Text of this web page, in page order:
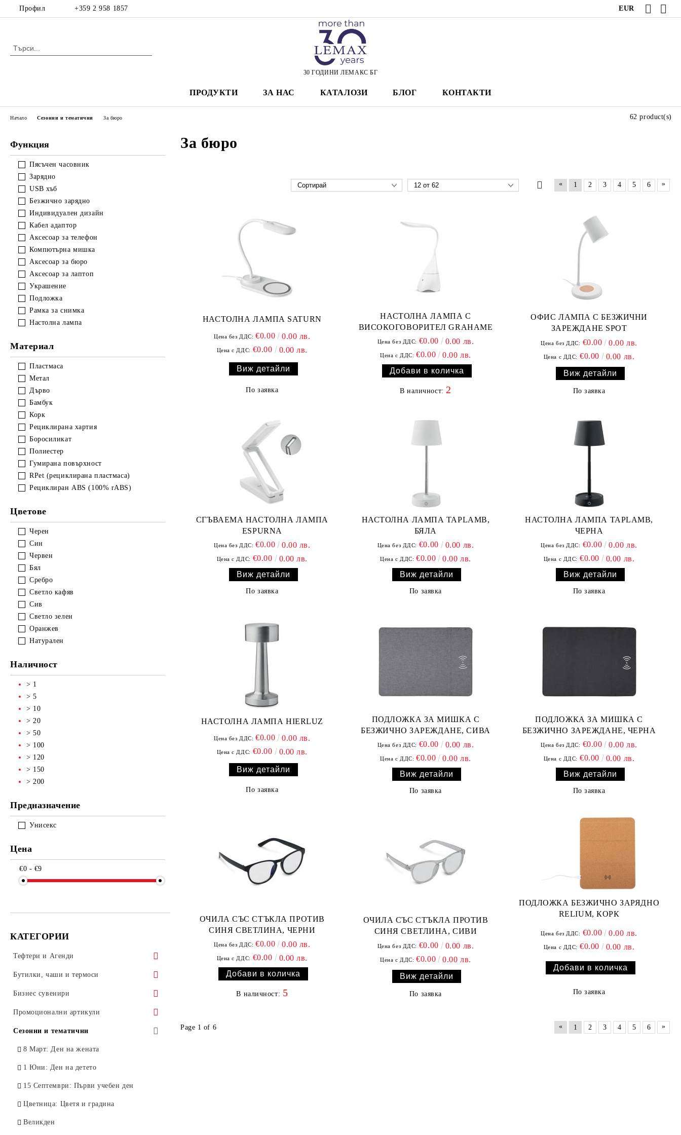
Профил +359 2 958 1857 EUR
30 ГОДИНИ ЛЕМАКС БГ
ПРОДУКТИ ЗА НАС КАТАЛОЗИ БЛОГ КОНТАКТИ
Функция
Пясъчен часовник
Зарядно
USB хъб
Безжично зарядно
Индивидуален дизайн
Кабел адаптор
Аксесоар за телефон
Компютърна мишка
Аксесоар за бюро
Аксесоар за лаптоп
Украшение
Подложка
Рамка за снимка
Настолна лампа
Материал
Пластмаса
Метал
Дърво
Бамбук
Корк
Рециклирана хартия
Боросиликат
Полиестер
Гумирана повърхност
RPet (рециклирана пластмаса)
Рециклиран ABS (100% rABS)
Цветове
Черен
Син
Червен
Бял
Сребро
Светло кафяв
Сив
Светло зелен
Оранжев
Натурален
Наличност
> 1
> 5
> 10
> 20
> 50
> 100
> 120
> 150
> 200
Предназначение
Унисекс
Цена
€0 - €9
КАТЕГОРИИ
Тефтери и Агенди
ALICANTE
TREND
NOVASKIN
ULTRA
VELVET
CAPITOL
LOTUS
ODESA
LION
Бутилки, чаши и термоси
Бутилки
Чаши
Термоси
Чаши за път
Съдове за сублимация
Бизнес сувенири
Бизнес комплекти
Връзки за бадж
Чадъри
Портфейли
Калъфи и RFID карти
Кутии за визитки
Лепящи листчета и еко тефтeрчета
Промоционални артикули
Слънчеви очила
Антистрес продукти
Ключодържатели
Вино и бар
Барбекю и градина
Спорт и фитнес
Сезонни и тематични
8 Март: Ден на жената
1 Юни: Ден на детето
15 Септември: Първи учебен ден
Цветница: Цветя и градина
Великден
Начало Сезонни и тематични За бюро
За бюро
62 product(s)
« 1 2 3 4 5 6 »
НАСТОЛНА ЛАМПА SATURN
Цена без ДДС: €0.00 0.00 лв.
Цена с ДДС: €0.00 0.00 лв.
Виж детайли
По заявка
НАСТОЛНА ЛАМПА С
ВИСОКОГОВОРИТЕЛ GRAHAME
Цена без ДДС: €0.00 0.00 лв.
Цена с ДДС: €0.00 0.00 лв.
В наличност:2
ОФИС ЛАМПА С БЕЗЖИЧНИ
ЗАРЕЖДАНЕ SPOT
Цена без ДДС: €0.00 0.00 лв.
Цена с ДДС: €0.00
0.00 лв.
Виж детайли
По заявка
СГЪВАЕМА НАСТОЛНА ЛАМПА
ESPURNA
Цена без ДДС: €0.00 0.00 лв.
Цена с ДДС: €0.00
0.00 лв.
Виж детайли
По заявка
НАСТОЛНА ЛАМПА TAPLAMB,
БЯЛА
Цена без ДДС: €0.00 0.00 лв.
Цена с ДДС: €0.00
0.00 лв.
Виж детайли
По заявка
НАСТОЛНА ЛАМПА TAPLAMB,
ЧЕРНА
Цена без ДДС: €0.00 0.00 лв.
Цена с ДДС: €0.00
0.00 лв.
Виж детайли
По заявка
НАСТОЛНА ЛАМПА HIERLUZ
Цена без ДДС: €0.00 0.00 лв.
Цена с ДДС: €0.00 0.00 лв.
Виж детайли
По заявка
ПОДЛОЖКА ЗА МИШКА С
БЕЗЖИЧНО ЗАРЕЖДАНЕ, СИВА
Цена без ДДС: €0.00 0.00 лв.
Цена с ДДС: €0.00
0.00 лв.
Виж детайли
По заявка
ПОДЛОЖКА ЗА МИШКА С
БЕЗЖИЧНО ЗАРЕЖДАНЕ, ЧЕРНА
Цена без ДДС: €0.00 0.00 лв.
Цена с ДДС: €0.00
0.00 лв.
Виж детайли
По заявка
ОЧИЛА СЪС СТЪКЛА ПРОТИВ
СИНЯ СВЕТЛИНА, ЧЕРНИ
Цена без ДДС: €0.00 0.00 лв.
Цена с ДДС: €0.00 0.00 лв.
В наличност: 5
ОЧИЛА СЪС СТЪКЛА ПРОТИВ
СИНЯ СВЕТЛИНА, СИВИ
Цена без ДДС: €0.00 0.00 лв.
Цена с ДДС: €0.00
0.00 лв.
Виж детайли
По заявка
ПОДЛОЖКА БЕЗЖИЧНО ЗАРЯДНО
RELIUM, КОРК
Цена без ДДС: €0.00 0.00 лв.
Цена с ДДС: €0.00 0.00 лв.
По заявка
Page 1 of 6 « 1 2 3 4 5 6 »